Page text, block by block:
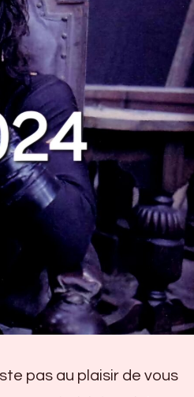
pas au plaisir de vous